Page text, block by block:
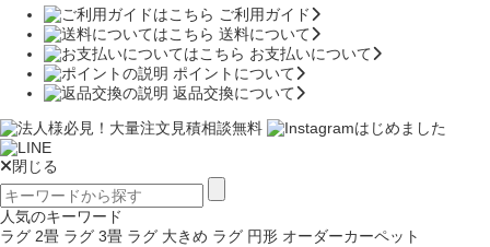
ご利用ガイド
送料について
お支払いについて
ポイントについて
返品交換について
閉じる
人気のキーワード
ラグ 2畳 ラグ 3畳 ラグ 大きめ ラグ 円形 オーダーカーペット